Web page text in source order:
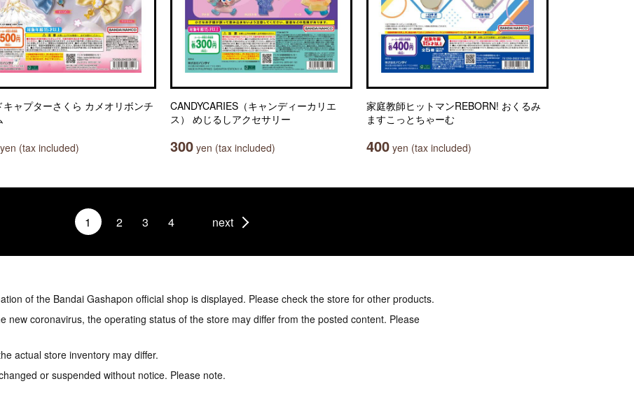
キャプターさくら カメオリボンチ
yen (tax included)
CANDYCARIES（キャンディーカリエ
ス） めじるしアクセサリー
300 yen (tax included)
家庭教師ヒットマンREBORN! おくるみ
ますこっとちゃーむ
400 yen (tax included)
1 2 3 4 next
of the Bandai Gashapon official shop is displayed. Please check the store for other products.
new coronavirus, the operating status of the store may differ from the posted content. Please
actual store inventory may differ.
or suspended without notice. Please note.